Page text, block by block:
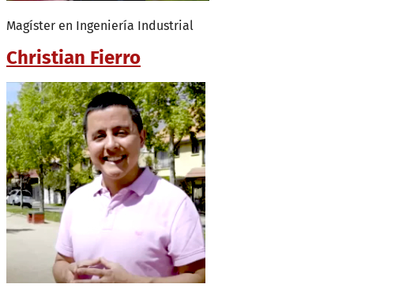
Magíster en Ingeniería Industrial
Christian Fierro